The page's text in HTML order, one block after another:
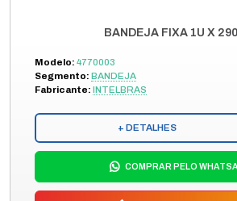
BANDEJA FIXA 1U X
Modelo: 4770003
Segmento: BANDEJA
Fabricante: INTELBRAS
+ DETALHES
COMPRAR PELO